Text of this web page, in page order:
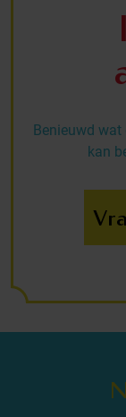
Benieuwd
kan